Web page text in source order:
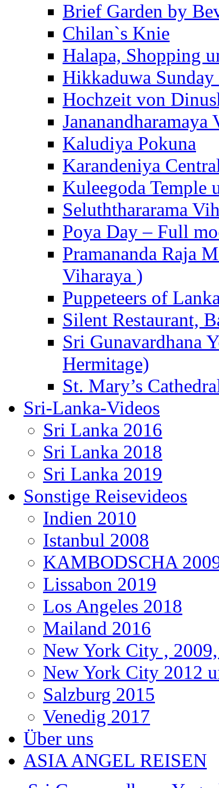
Brief Garden by
Chilan`s Knie
Halapa, Shopping
Hikkaduwa
Hochzeit von
Jananandharamaya
Kaludiya Pokuna
Karandeniya
Kuleegoda Temple
Seluththararama
Poya Day – Full
Pramananda Raja
Viharaya )
Puppeteers of
Silent Restaurant,
Sri Gunavardhana
Hermitage)
St. Mary’s
Sri-Lanka-Videos
Sri Lanka 2016
Sri Lanka 2018
Sri Lanka 2019
Sonstige Reisevideos
Indien 2010
Istanbul 2008
KAMBODSCHA
Lissabon 2019
Los Angeles 2018
Mailand 2016
New York City ,
New York City 2012
Salzburg 2015
Venedig 2017
Über uns
ASIA ANGEL REISEN